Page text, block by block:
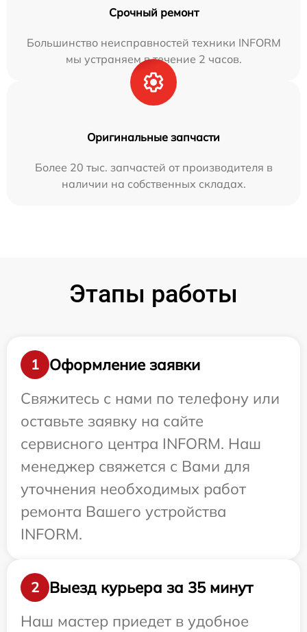
Срочный ремонт
Большинство неисправностей техники INFORM
мы устраняем в течение 2 часов.
Оригинальные запчасти
Более 20 тыс. запчастей от производителя в
наличии на собственных складах.
Этапы работы
1
Оформление заявки
Свяжитесь с нами по телефону или
оставьте заявку на сайте
сервисного центра INFORM. Наш
менеджер свяжется с Вами для
уточнения необходимых работ
ремонта Вашего устройства
INFORM.
2
Выезд курьера за 35 минут
Наш мастер приедет в удобное